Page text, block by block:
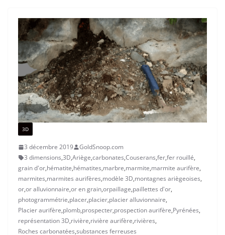
3D
3 décembre 2019
GoldSnoop.com
3 dimensions,3D,Ariège,carbonates,Couserans,fer,fer rouillé,
grain d'or,hématite,hématites,marbre,marmite,marmite aurifère,
marmites,marmites aurifères,modèle 3D,montagnes ariègeoises,
or,or alluvionnaire,or en grain,orpaillage,paillettes d'or,
photogrammétrie,placer,placier,placier alluvionnaire,
Placier aurifère,plomb,prospecter,prospection aurifère,Pyrénées,
représentation 3D,rivière,rivière aurifère,rivières,
Roches carbonatées,substances ferreuses